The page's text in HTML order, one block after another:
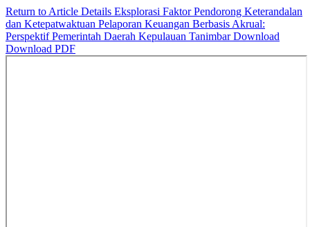
Return to Article Details Eksplorasi Faktor Pendorong Keterandalan
dan Ketepatwaktuan Pelaporan Keuangan Berbasis Akrual:
Perspektif Pemerintah Daerah Kepulauan TanimbarDownload
Download PDF